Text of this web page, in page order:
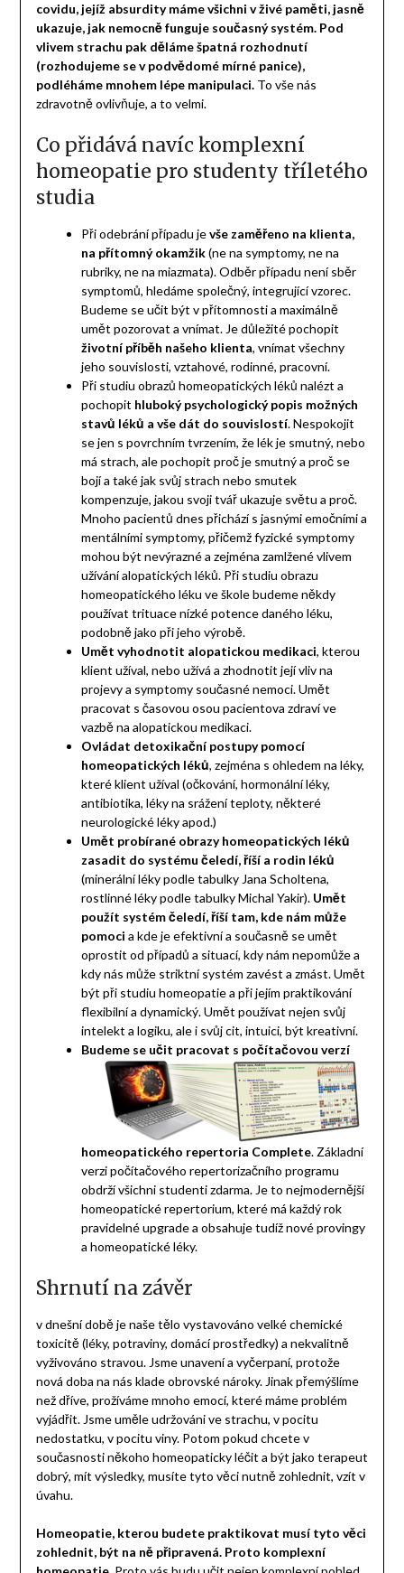
covidu, jejíž absurdity máme všichni v živé paměti, jasně
ukazuje, jak nemocně funguje současný systém. Pod
vlivem strachu pak děláme špatná rozhodnutí
(rozhodujeme se v podvědomé mírné panice),
podléháme mnohem lépe manipulaci.To vše nás
zdravotně ovlivňuje, a to velmi.
Co přidává navíc komplexní
homeopatie pro studenty tříletého
studia
Při odebrání případu jevše zaměřeno na klienta,
na přítomný okamžik(ne na symptomy, ne na
rubriky, ne na miazmata). Odběr případu není sběr
symptomů, hledáme společný, integrující vzorec.
Budeme se učit být v přítomnosti a maximálně
umět pozorovat a vnímat. Je důležité pochopit
životní příběh našeho klienta, vnímat všechny
jeho souvislosti, vztahové, rodinné, pracovní.
Při studiu obrazů homeopatických léků nalézt a
pochopit hluboký psychologický popis možných
stavů léků a vše dát do souvislostí. Nespokojit
se jen s povrchním tvrzením, že lék je smutný, nebo
má strach, ale pochopit proč je smutný a proč se
bojí a také jak svůj strach nebo smutek
kompenzuje, jakou svoji tvář ukazuje světu a proč.
Mnoho pacientů dnes přichází s jasnými emočními a
mentálními symptomy, přičemž fyzické symptomy
mohou být nevýrazné a zejména zamlžené vlivem
užívání alopatických léků. Při studiu obrazu
homeopatického léku ve škole budeme někdy
používat trituace nízké potence daného léku,
podobně jako při jeho výrobě.
Umět vyhodnotit alopatickou medikaci, kterou
klient užíval, nebo užívá a zhodnotit její vliv na
projevy a symptomy současné nemoci. Umět
pracovat s časovou osou pacientova zdraví ve
vazbě na alopatickou medikaci.
Ovládat detoxikační postupy pomocí
homeopatických léků, zejména s ohledem na léky,
které klient užíval (očkování, hormonální léky,
antibiotika, léky na srážení teploty, některé
neurologické léky apod.)
Umět probírané obrazy homeopatických léků
zasadit do systému čeledí, říší a rodin léků
(minerální léky podle tabulky Jana Scholtena,
rostlinné léky podle tabulky Michal Yakir). Umět
použít systém čeledí, říší tam, kde nám může
pomoci a kde je efektivní a současně se umět
oprostit od případů a situací, kdy nám nepomůže a
kdy nás může striktní systém zavést a zmást. Umět
být při studiu homeopatie a při jejím praktikování
flexibilní a dynamický. Umět používat nejen svůj
intelekt a logiku, ale i svůj cit, intuici, být kreativní.
Budeme se učit pracovat s počítačovou verzí
homeopatického repertoria Complete. Základní
verzi počítačového repertorizačního programu
obdrží všichni studenti zdarma. Je to nejmodernější
homeopatické repertorium, které má každý rok
pravidelné upgrade a obsahuje tudíž nové provingy
a homeopatické léky.
Shrnutí na závěr
v dnešní době je naše tělo vystavováno velké chemické
toxicitě (léky, potraviny, domácí prostředky) a nekvalitně
vyživováno stravou. Jsme unavení a vyčerpaní, protože
nová doba na nás klade obrovské nároky. Jinak přemýšlíme
než dříve, prožíváme mnoho emocí, které máme problém
vyjádřit. Jsme uměle udržováni ve strachu, v pocitu
nedostatku, v pocitu viny. Potom pokud chcete v
současnosti někoho homeopaticky léčit a být jako terapeut
dobrý, mít výsledky, musíte tyto věci nutně zohlednit, vzít v
úvahu.
Homeopatie, kterou budete praktikovat musí tyto věci
zohlednit, být na ně připravená. Proto komplexní